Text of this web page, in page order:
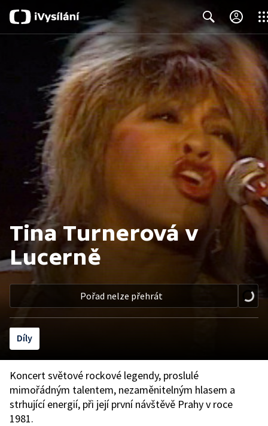
Search
Tina Turnerová v
Lucerně
Pořad nelze přehrát
Díly
Koncert světové rockové legendy, proslulé
mimořádným talentem, nezaměnitelným hlasem a
strhující energií, při její první návštěvě Prahy v roce
1981.